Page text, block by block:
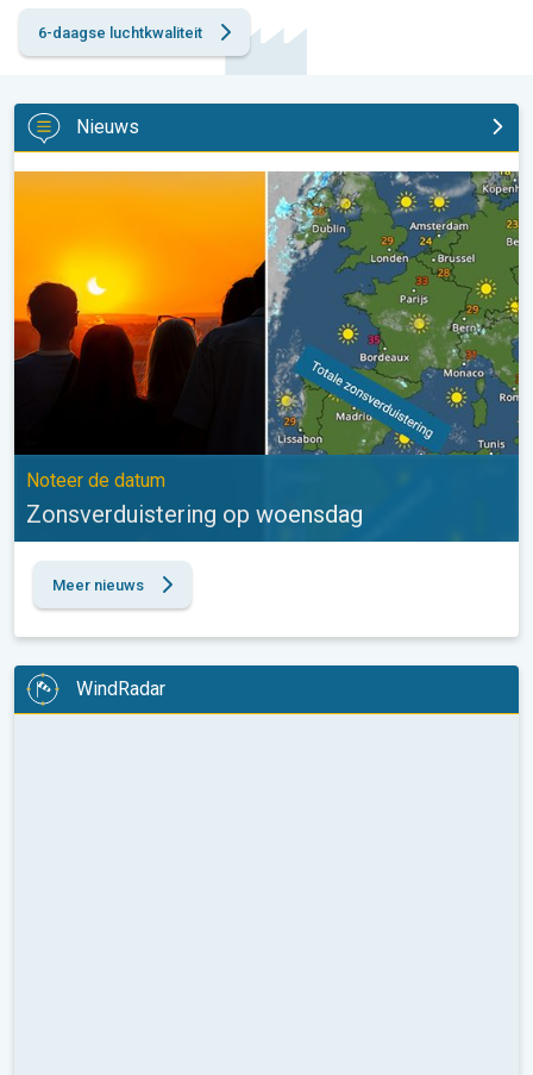
6-daagse luchtkwaliteit
Nieuws
Zonsverduistering op woensdag. Noteer de datum. . .
Noteer de datum
Zonsverduistering op woensdag
Meer nieuws
WindRadar